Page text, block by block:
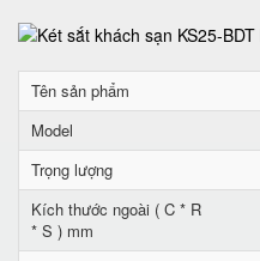
Tên sản phẩm
Model
Trọng lượng
Kích thước ngoài ( C * R
* S ) mm